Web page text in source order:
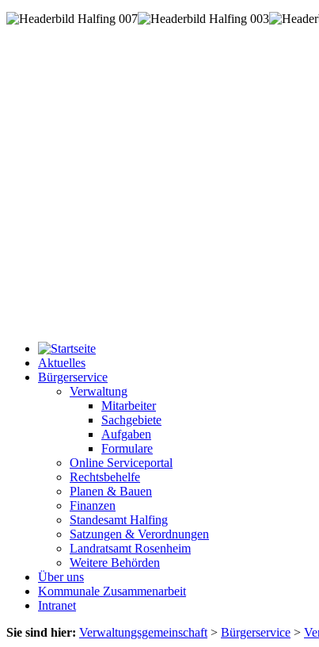
Aktuelles
Bürgerservice
Verwaltung
Mitarbeiter
Sachgebiete
Aufgaben
Formulare
Online Serviceportal
Rechtsbehelfe
Planen & Bauen
Finanzen
Standesamt Halfing
Satzungen & Verordnungen
Landratsamt Rosenheim
Weitere Behörden
Über uns
Kommunale Zusammenarbeit
Intranet
Sie sind hier: Verwaltungsgemeinschaft > Bürgerservice >